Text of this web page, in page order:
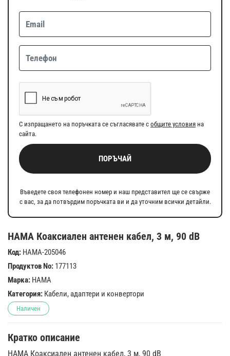
HAMA Коаксиален антенен кабел, 3 м, 90 dB
Код: HAMA-205046
Продуктов No: 177113
Марка: HAMA
Категория: Кабели, адаптери и конвертори
Наличен
Кратко описание
HAMA Коаксиален антенен кабел, 3 м, 90 dB
С изпращането на поръчката се съгласявате с общите условия на
сайта.
ПОРЪЧАЙ
Въведете своя телефонен номер и наш представител ще се свърже
с вас, за да потвърдим поръчката ви и да уточним всички детайли.